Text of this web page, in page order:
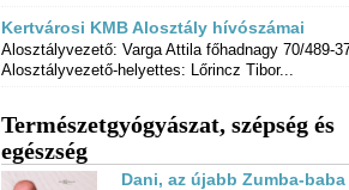
Kertvárosi KMB Alosztály hívószámai
Alosztályvezető: Varga Attila főhadnagy 70/489-
Alosztályvezető-helyettes: Lőrincz Tibor...
Természetgyógyászat, szépség és
egészség
Dani, az újabb Zumba-baba